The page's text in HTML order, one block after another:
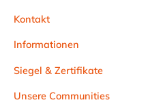
Kontakt
Informationen
Unsere Communities
Siegel & Zertifikate